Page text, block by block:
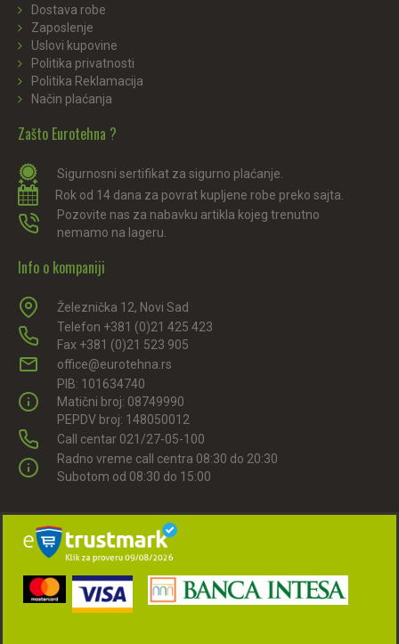
Dostava robe
Zaposlenje
Uslovi kupovine
Politika privatnosti
Politika Reklamacija
Način plaćanja
Zašto Eurotehna ?
Sigurnosni sertifikat za sigurno plaćanje.
Rok od 14 dana za povrat kupljene robe preko sajta.
Pozovite nas za nabavku artikla kojeg trenutno
nemamo na lageru.
Info o kompaniji
Železnička 12, Novi Sad
Telefon +381 (0)21 425 423
Fax +381 (0)21 523 905
office@eurotehna.rs
PIB: 101634740
Matični broj: 08749990
PEPDV broj: 148050012
Call centar 021/27-05-100
Radno vreme call centra 08:30 do 20:30
Subotom od 08:30 do 15:00